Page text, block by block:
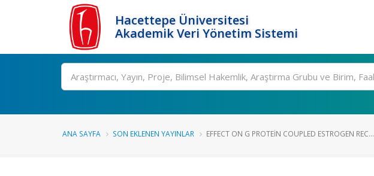
Hacettepe Üniversitesi
Akademik Veri Yönetim Sistemi
Ara
ANA SAYFA SON EKLENEN YAYINLAR EFFECT ON G PROTEIN COUPLED ESTROGEN REC...